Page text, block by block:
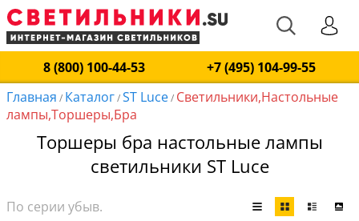
8 (800) 100-44-53
+7 (495) 104-99-55
Главная / Каталог/ST Luce/ Светильники,Настольные
лампы,Торшеры,Бра
Торшеры бра настольные лампы
светильники ST Luce